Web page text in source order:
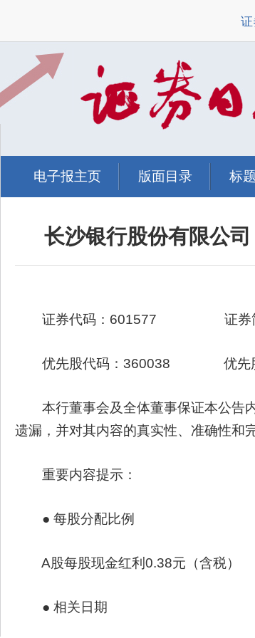
证
电子报主页 版面目录 标
长沙银行股份有限公
证券代码：601577 证券简
优先股代码：360038 优先股
本行董事会及全体董事保证本公告
遗漏，并对其内容的真实性、准确性和
重要内容提示：
● 每股分配比例
A股每股现金红利0.38元（含税）
● 相关日期